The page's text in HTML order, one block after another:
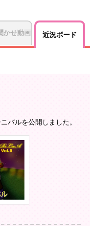
かせ動画 近況ボード
バルを公開しました。